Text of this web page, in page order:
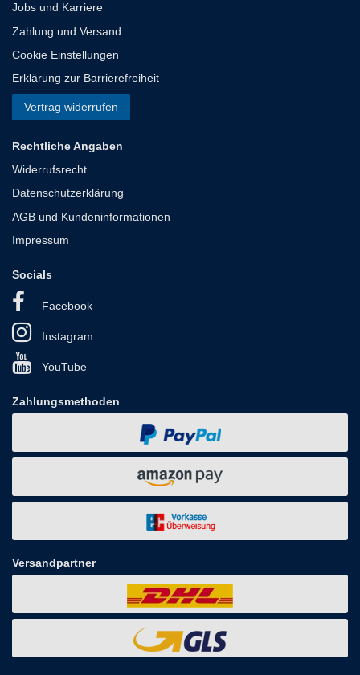
Jobs und Karriere
Zahlung und Versand
Cookie Einstellungen
Erklärung zur Barrierefreiheit
Vertrag widerrufen
Rechtliche Angaben
Widerrufsrecht
Datenschutzerklärung
AGB und Kundeninformationen
Impressum
Socials
Facebook
Instagram
YouTube
Zahlungsmethoden
Versandpartner